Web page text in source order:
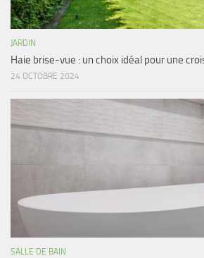
JARDIN
Haie brise-vue : un choix idéal pour une
24 OCTOBRE 2024
SALLE DE BAIN